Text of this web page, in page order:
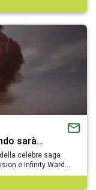
sarà…
celebre saga
e Infinity Ward…